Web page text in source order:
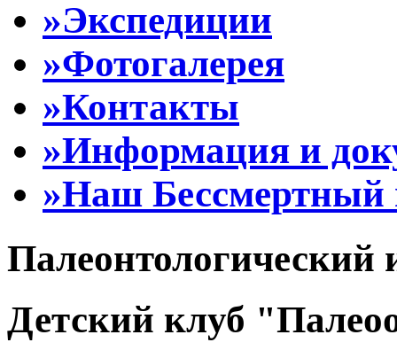
»Экспедиции
»Фотогалерея
»Контакты
»Информация и
»Наш Бессмертный
Палеонтологический
Детский клуб